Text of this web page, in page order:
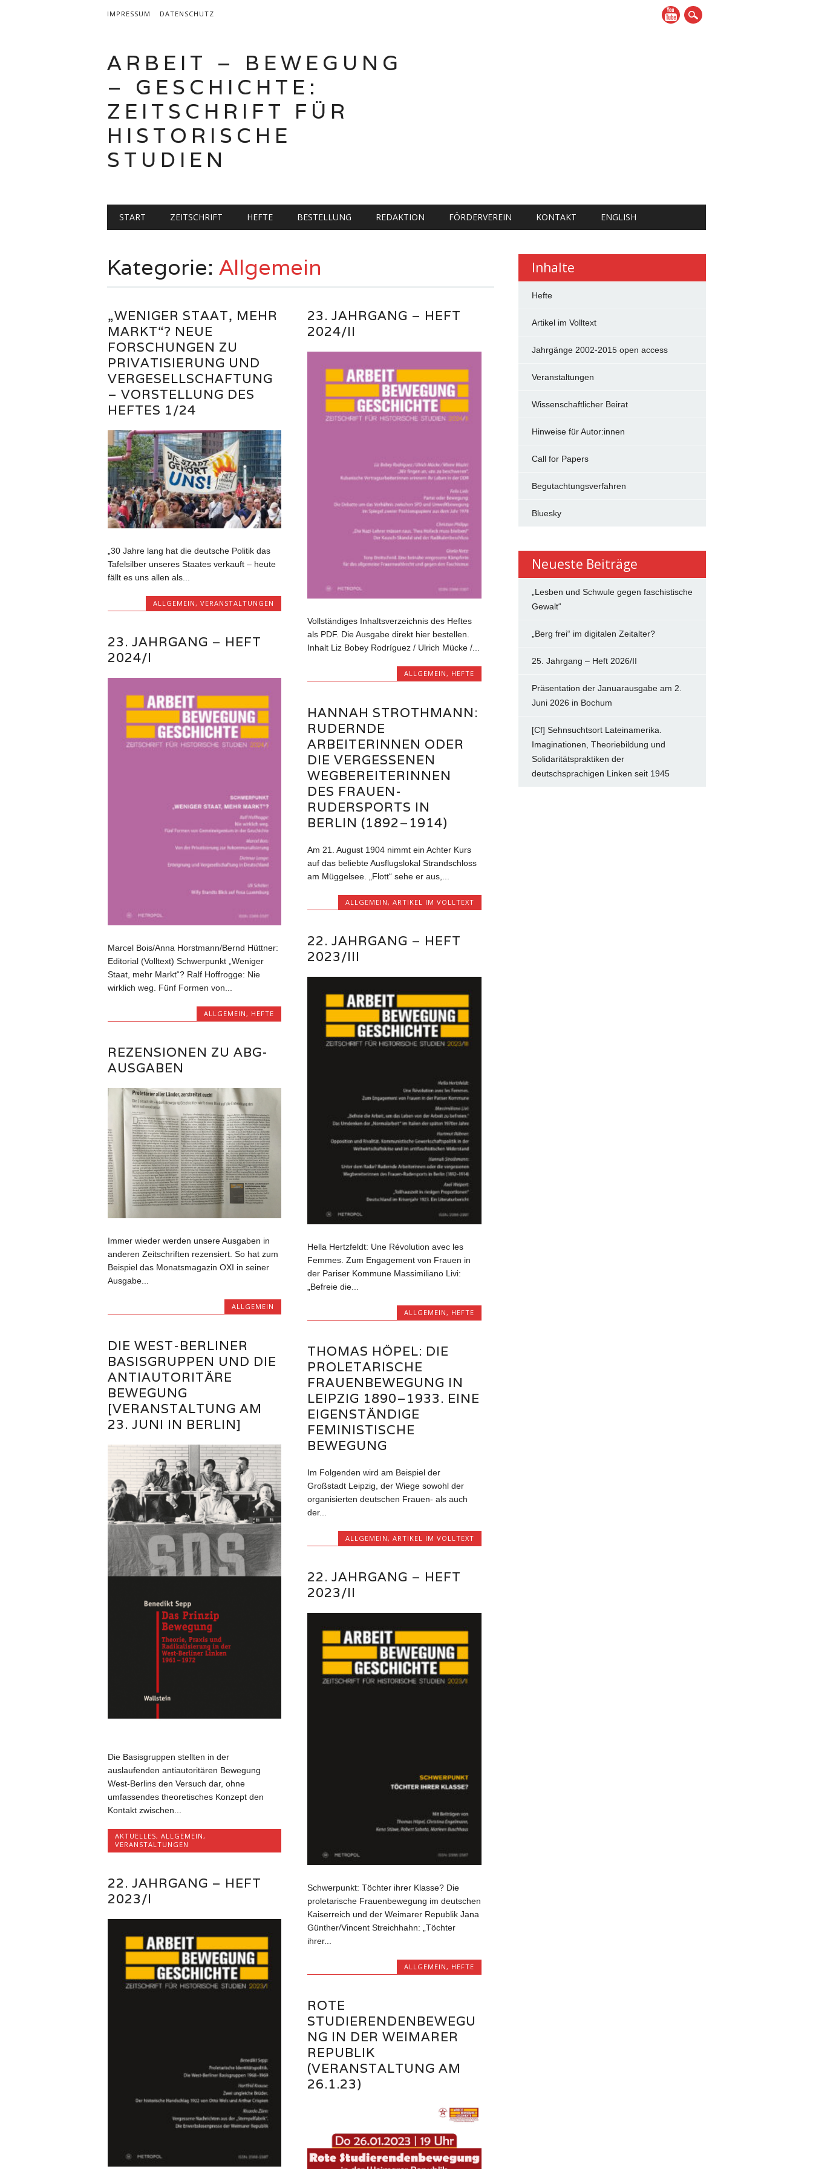
IMPRESSUM DATENSCHUTZ
ARBEIT – BEWEGUNG
– GESCHICHTE:
ZEITSCHRIFT FÜR
HISTORISCHE
STUDIEN
Hauptmenü
START ZEITSCHRIFT HEFTE BESTELLUNG REDAKTION FÖRDERVEREIN KONTAKT ENGLISH
Kategorie: Allgemein
„WENIGER STAAT, MEHR
MARKT“? NEUE
FORSCHUNGEN ZU
PRIVATISIERUNG UND
VERGESELLSCHAFTUNG
– VORSTELLUNG DES
HEFTES 1/24
„30 Jahre lang hat die deutsche Politik das
Tafelsilber unseres Staates verkauft – heute
fällt es uns allen als...
ALLGEMEIN , VERANSTALTUNGEN
23. JAHRGANG – HEFT
2024/II
Vollständiges Inhaltsverzeichnis des Heftes
als PDF. Die Ausgabe direkt hier bestellen.
Inhalt Liz Bobey Rodríguez / Ulrich Mücke /...
ALLGEMEIN, HEFTE
23. JAHRGANG – HEFT
2024/I
Marcel Bois/Anna Horstmann/Bernd Hüttner:
Editorial (Volltext) Schwerpunkt „Weniger
Staat, mehr Markt“? Ralf Hoffrogge: Nie
wirklich weg. Fünf Formen von...
ALLGEMEIN , HEFTE
HANNAH STROTHMANN:
RUDERNDE
ARBEITERINNEN ODER
DIE VERGESSENEN
WEGBEREITERINNEN
DES FRAUEN-
RUDERSPORTS IN
BERLIN (1892–1914)
Am 21. August 1904 nimmt ein Achter Kurs
auf das beliebte Ausflugslokal Strandschloss
am Müggelsee. „Flott“ sehe er aus,...
ALLGEMEIN , ARTIKEL IM VOLLTEXT
22. JAHRGANG – HEFT
2023/III
Hella Hertzfeldt: Une Révolution avec les
Femmes. Zum Engagement von Frauen in
der Pariser Kommune Massimiliano Livi:
„Befreie die...
ALLGEMEIN , HEFTE
REZENSIONEN ZU ABG-
AUSGABEN
Immer wieder werden unsere Ausgaben in
anderen Zeitschriften rezensiert. So hat zum
Beispiel das Monatsmagazin OXI in seiner
Ausgabe...
ALLGEMEIN
DIE WEST-BERLINER
BASISGRUPPEN UND DIE
ANTIAUTORITÄRE
BEWEGUNG
[VERANSTALTUNG AM
23. JUNI IN BERLIN]
Die Basisgruppen stellten in der
auslaufenden antiautoritären Bewegung
West-Berlins den Versuch dar, ohne
umfassendes theoretisches Konzept den
Kontakt zwischen...
AKTUELLES, ALLGEMEIN ,
VERANSTALTUNGEN
THOMAS HÖPEL: DIE
PROLETARISCHE
FRAUENBEWEGUNG IN
LEIPZIG 1890–1933. EINE
EIGENSTÄNDIGE
FEMINISTISCHE
BEWEGUNG
Im Folgenden wird am Beispiel der
Großstadt Leipzig, der Wiege sowohl der
organisierten deutschen Frauen- als auch
der...
ALLGEMEIN , ARTIKEL IM VOLLTEXT
22. JAHRGANG – HEFT
2023/II
Schwerpunkt: Töchter ihrer Klasse? Die
proletarische Frauenbewegung im deutschen
Kaiserreich und der Weimarer Republik Jana
Günther/Vincent Streichhahn: „Töchter
ihrer...
ALLGEMEIN , HEFTE
22. JAHRGANG – HEFT
2023/I
ROTE
STUDIERENDENBEWEGU
NG IN DER WEIMARER
REPUBLIK
(VERANSTALTUNG AM
26.1.23)
Inhalte
Hefte
Artikel im Volltext
Jahrgänge 2002-2015 open access
Veranstaltungen
Wissenschaftlicher Beirat
Hinweise für Autor:innen
Call for Papers
Begutachtungsverfahren
Bluesky
Neueste Beiträge
„Lesben und Schwule gegen faschistische
Gewalt“
„Berg frei“ im digitalen Zeitalter?
25. Jahrgang – Heft 2026/II
Präsentation der Januarausgabe am 2.
Juni 2026 in Bochum
[Cf] Sehnsuchtsort Lateinamerika.
Imaginationen, Theoriebildung und
Solidaritätspraktiken der
deutschsprachigen Linken seit 1945